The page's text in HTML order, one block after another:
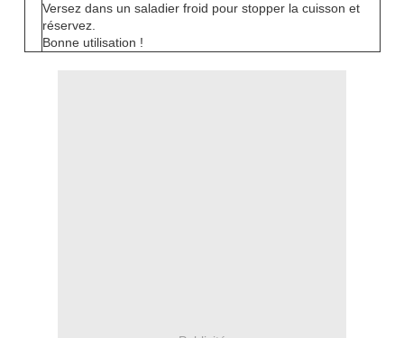
Versez dans un saladier froid pour stopper la cuisson et
réservez.
Bonne utilisation !